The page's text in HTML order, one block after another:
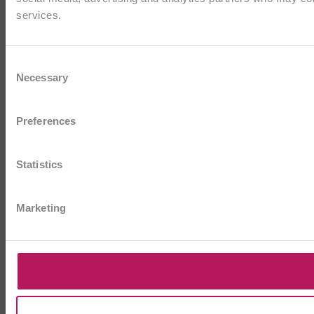
services.
Selection
Necessary
Preferences
Statistics
Marketing